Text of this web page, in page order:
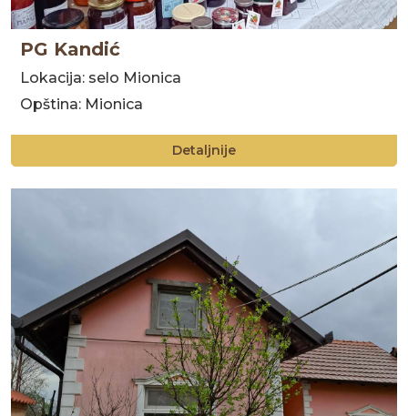
PG Kandić
Lokacija: selo Mionica
Opština: Mionica
Detaljnije